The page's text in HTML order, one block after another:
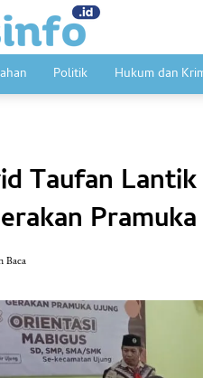
Politik Hukum dan
Taufan
Baca